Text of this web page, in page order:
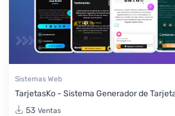
Sistemas Web
TarjetasKo - Sistema Generador de
53 Ventas